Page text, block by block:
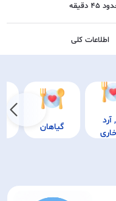
45 دقیقه
اطلاعات کلی
آرد
گیاهان